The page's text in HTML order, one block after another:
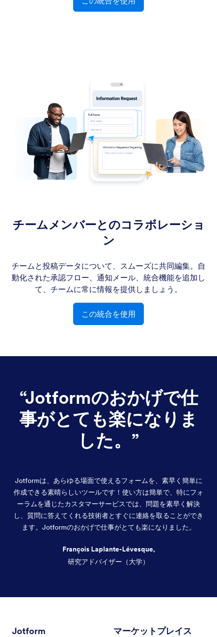
チームメンバーとのコラボレーショ
ン
チームと投稿データについて、スムーズに共同編集。自
動化された承認フロー、通知メール、統合機能を追加し
て、チームに常に情報を提供しましょう。
この統合を使用
“Jotformのおかげで仕
事がとても楽になりま
した。 ”
Jotformは、あらゆる場面で使えるフォームを、素早く簡単に
作成できる素晴らしいツールです！使い方は簡単で、特にフォ
ーラムを通じたカスタマーサービスでは、問題を素早く解決
し、質問に答えてくれる技術者とすぐに連絡を取ることができ
ます。Jotformのおかげで仕事がとても楽になりました。
François Laplante-Lévesque,
研究アドバイザー（大学）
Jotform マーケットプレイス